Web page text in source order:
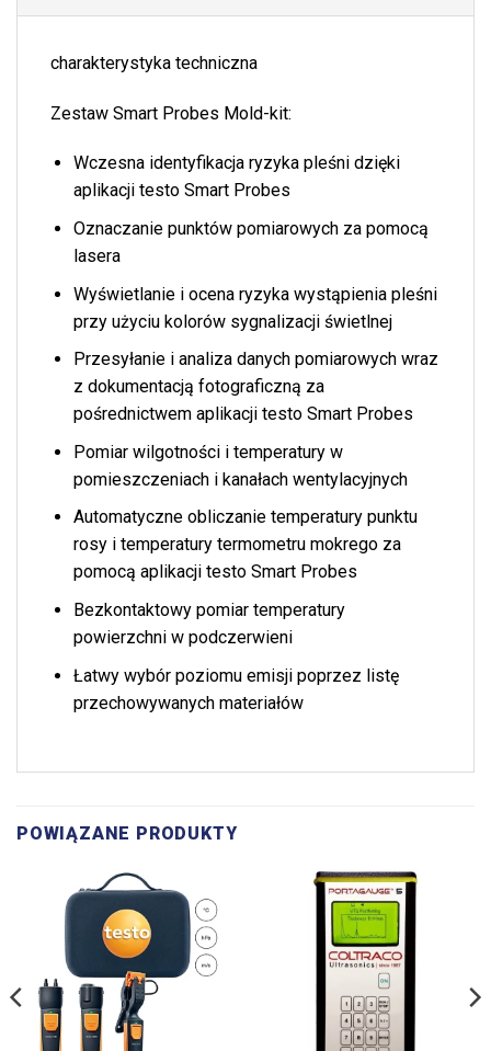
charakterystyka techniczna
Zestaw Smart Probes Mold-kit:
Wczesna identyfikacja ryzyka pleśni dzięki
aplikacji testo Smart Probes
Oznaczanie punktów pomiarowych za pomocą
lasera
Wyświetlanie i ocena ryzyka wystąpienia pleśni
przy użyciu kolorów sygnalizacji świetlnej
Przesyłanie i analiza danych pomiarowych wraz
z dokumentacją fotograficzną za
pośrednictwem aplikacji testo Smart Probes
Pomiar wilgotności i temperatury w
pomieszczeniach i kanałach wentylacyjnych
Automatyczne obliczanie temperatury punktu
rosy i temperatury termometru mokrego za
pomocą aplikacji testo Smart Probes
Bezkontaktowy pomiar temperatury
powierzchni w podczerwieni
Łatwy wybór poziomu emisji poprzez listę
przechowywanych materiałów
POWIĄZANE PRODUKTY